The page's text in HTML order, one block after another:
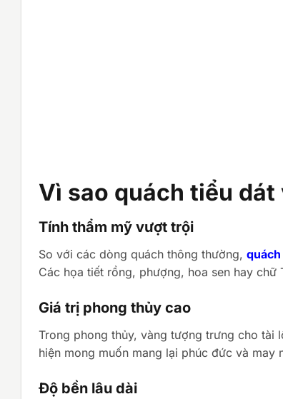
Vì sao quách tiểu
Tính thẩm mỹ vượt trội
So với các dòng quách thông thường,
Các họa tiết rồng, phượng, hoa sen hay
Giá trị phong thủy cao
Trong phong thủy, vàng tượng trưng cho tài
hiện mong muốn mang lại phúc đức và may
Độ bền lâu dài